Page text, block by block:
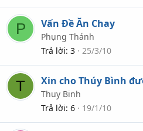
P Vấn Đề Ăn Chay
Phụng Thánh
Trả lời 3 25/3/10
T Xin cho Thúy Bình
Thuy Binh
Trả lời 6 19/1/10